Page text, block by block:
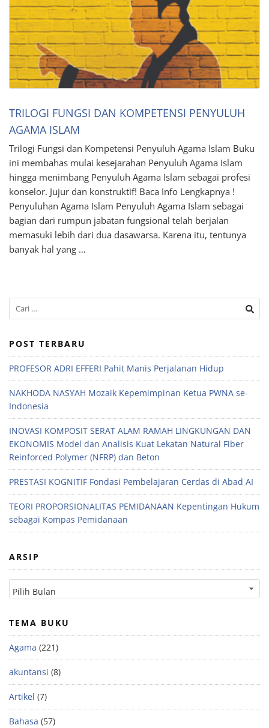
TRILOGI FUNGSI DAN KOMPETENSI PENYULUH
AGAMA ISLAM
Trilogi Fungsi dan Kompetensi Penyuluh Agama Islam Buku
ini membahas mulai kesejarahan Penyuluh Agama Islam
hingga menimbang Penyuluh Agama Islam sebagai profesi
konselor. Jujur dan konstruktif! Baca Info Lengkapnya !
Penyuluhan Agama Islam Penyuluh Agama Islam sebagai
bagian dari rumpun jabatan fungsional telah berjalan
memasuki lebih dari dua dasawarsa. Karena itu, tentunya
banyak hal yang …
POST TERBARU
PROFESOR ADRI EFFERI Pahit Manis Perjalanan Hidup
NAKHODA NASYAH Mozaik Kepemimpinan Ketua PWNA se-
Indonesia
INOVASI KOMPOSIT SERAT ALAM RAMAH LINGKUNGAN DAN
EKONOMIS Model dan Analisis Kuat Lekatan Natural Fiber
Reinforced Polymer (NFRP) dan Beton
PRESTASI KOGNITIF Fondasi Pembelajaran Cerdas di Abad AI
TEORI PROPORSIONALITAS PEMIDANAAN Kepentingan Hukum
sebagai Kompas Pemidanaan
ARSIP
TEMA BUKU
Agama (221)
akuntansi (8)
Artikel (7)
Bahasa (57)